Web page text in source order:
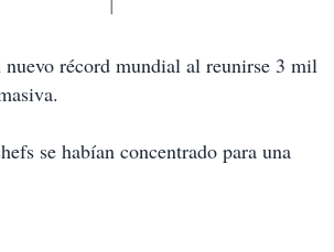
récord mundial al reunirse 3 mil
se habían concentrado para una